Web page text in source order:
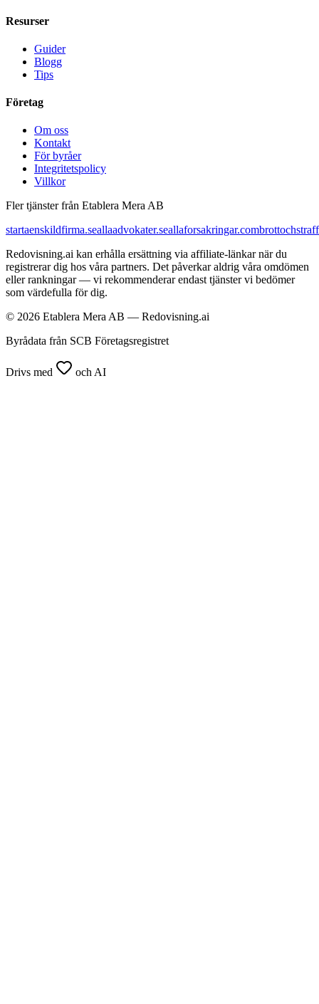
Resurser
Guider
Blogg
Tips
Företag
Om oss
Kontakt
För byråer
Integritetspolicy
Villkor
Fler tjänster från Etablera Mera AB
startaenskildfirma.seallaadvokater.seallaforsakringar.com
Redovisning.ai kan erhålla ersättning via affiliate-länkar när du
registrerar dig hos våra partners. Det påverkar aldrig våra omdömen
eller rankningar — vi rekommenderar endast tjänster vi bedömer
som värdefulla för dig.
© 2026 Etablera Mera AB — Redovisning.ai
Byrådata från SCB Företagsregistret
Drivs med och AI